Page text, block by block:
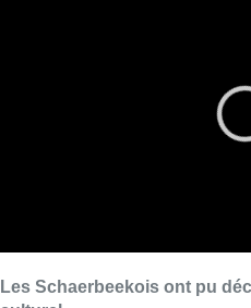
chaussée de Haecht et la rue
cinéma Elite. Cette salle de
années 50 aux années 80. Au-
Lire aussi :